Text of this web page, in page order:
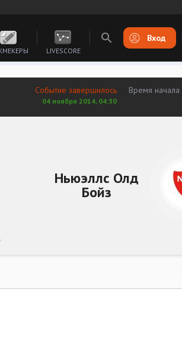
LIVESCORE
Вход
Время начала
Событие завершилось
04 ноября 2014, 04:30
Ньюэллс Олд
Бойз